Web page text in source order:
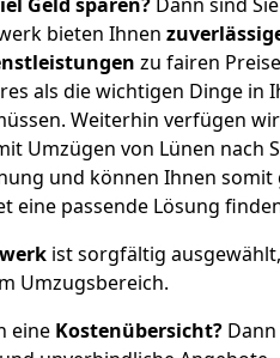
bieten Ihnen
zu fairen
als die wichtigen Dinge in
Weiterhin verfügen
Umzügen von Lünen nach
und können Ihnen
eine passende Lösung
ist sorgfältig
Umzugsbereich.
eine Kostenübersicht?